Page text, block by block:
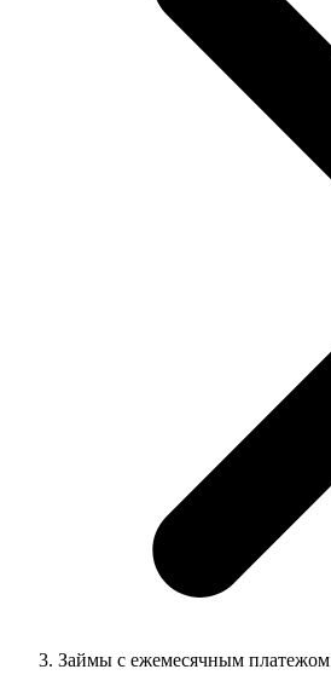
Займы с ежемесячным платежом